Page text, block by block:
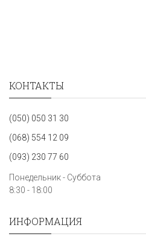
КОНТАКТЫ
(050) 050 31 30
(068) 554 12 09
(093) 230 77 60
Понедельник - Суббота
8:30 - 18:00
ИНФОРМАЦИЯ